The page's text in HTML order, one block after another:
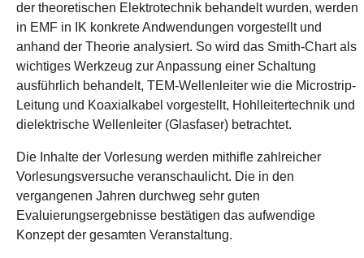
der theoretischen Elektrotechnik behandelt wurden, werden
in EMF in IK konkrete Andwendungen vorgestellt und
anhand der Theorie analysiert. So wird das Smith-Chart als
wichtiges Werkzeug zur Anpassung einer Schaltung
ausführlich behandelt, TEM-Wellenleiter wie die Microstrip-
Leitung und Koaxialkabel vorgestellt, Hohlleitertechnik und
dielektrische Wellenleiter (Glasfaser) betrachtet.
Die Inhalte der Vorlesung werden mithifle zahlreicher
Vorlesungsversuche veranschaulicht. Die in den
vergangenen Jahren durchweg sehr guten
Evaluierungsergebnisse bestätigen das aufwendige
Konzept der gesamten Veranstaltung.